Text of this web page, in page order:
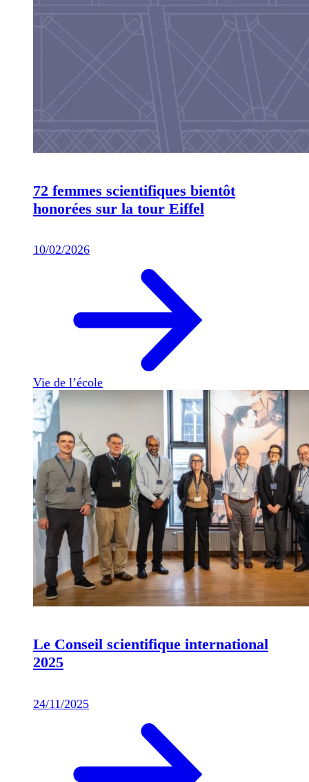
72 femmes scientifiques bientôt
honorées sur la tour Eiffel
10/02/2026
Vie de l’école
Le Conseil scientifique international
2025
24/11/2025